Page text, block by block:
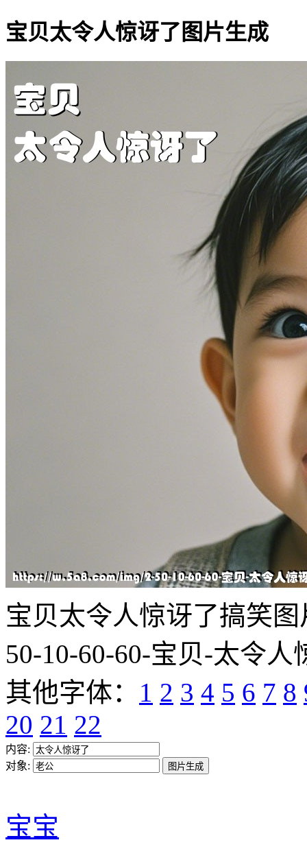
宝贝太令人惊讶了图片生成
宝贝太令人惊讶了搞笑图
50-10-60-60-宝贝-太令人
其他字体： 1 2 3 4 5 6 7 8
20 21 22
内容:
对象:
宝宝